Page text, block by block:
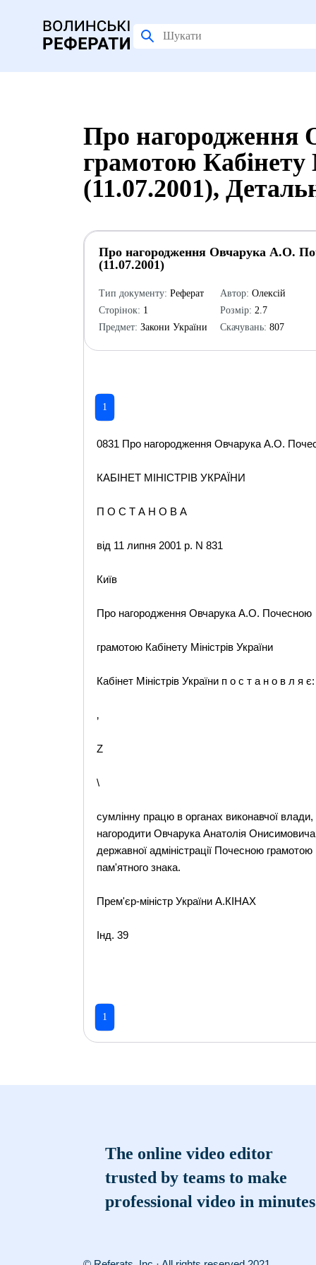
Про нагородження
грамотою Кабінету
(11.07.2001),
Про нагородження Овчарука А.О.
(11.07.2001)
Тип документу: Реферат
Сторінок: 1
Предмет: Закони України
Автор: Олексій
Розмір: 2.7
Скачувань: 807
1
0831 Про нагородження Овчарука А.О.
КАБІНЕТ МІНІСТРІВ УКРАЇНИ
П О С Т А Н О В А
від 11 липня 2001 р. N 831
Київ
Про нагородження Овчарука А.О. Почесною
грамотою Кабінету Міністрів України
Кабінет Міністрів України п о с т а н о в л я є:
‚
Z
\
сумлінну працю в органах виконавчої
нагородити Овчарука Анатолія
державної адміністрації Почесною
пам'ятного знака.
Прем'єр-міністр України А.КІНАХ
Інд. 39
1
The online video editor
trusted by teams to make
professional video in minutes